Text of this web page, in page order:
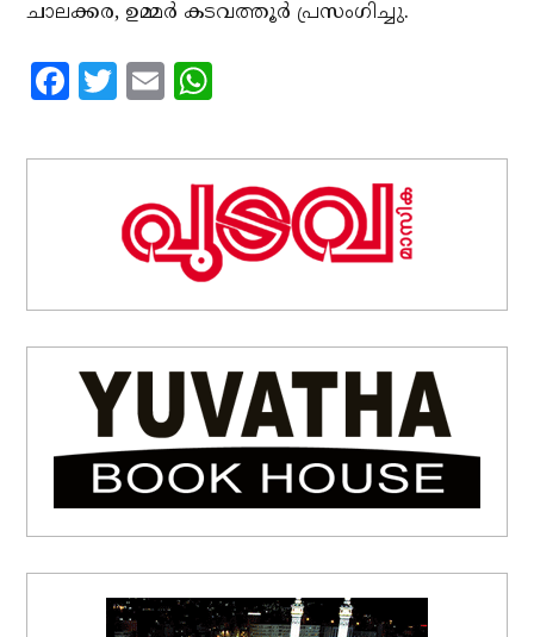
ചാലക്കര, ഉമ്മര്‍ കടവത്തൂര്‍ പ്രസംഗിച്ചു.
Facebook
Twitter
Email